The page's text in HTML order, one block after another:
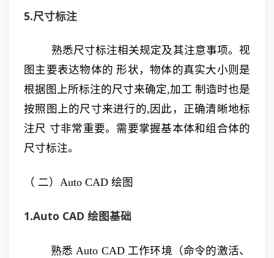
5.尺寸标注
熟悉尺寸标注相关规定及其注意事项。视
图主要表达物体的 形状，物体的真实大小则是
根据图上所标注的尺寸来确定,加工 制造时也是
按照图上的尺寸来进行的,因此，正确清晰地标
注尺 寸非常重要。需要掌握基本体和组合体的
尺寸标注。
（ 二）Auto CAD 绘图
1.Auto CAD 绘图基础
熟悉 Auto CAD 工作环境（命令的激活、